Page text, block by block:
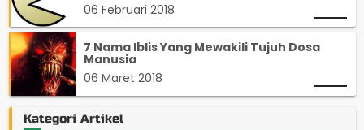
06 Februari 2018
7 Nama Iblis Yang Mewakili Tujuh Dosa
Manusia
06 Maret 2018
Kategori Artikel